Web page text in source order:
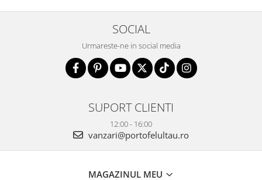
SOCIAL
Urmareste-ne in social media
SUPORT CLIENTI
12:00 - 16:00
vanzari@portofelultau.ro
MAGAZINUL MEU